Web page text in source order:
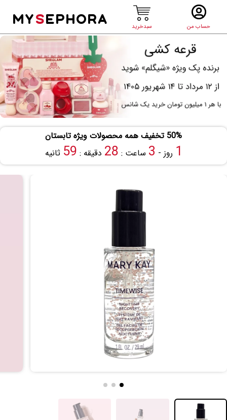
حساب من سبدخرید
MYSEPHORA
50% تخفیف همه محصولات ویژه تابستان
1 روز - 3 ساعت : 28 دقیقه : 58 ثانیه